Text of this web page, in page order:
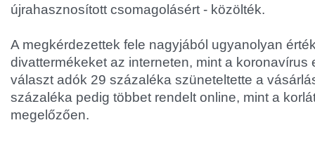
újrahasznosított csomagolásért - közölték.
A megkérdezettek fele nagyjából ugyanolyan
divattermékeket az interneten, mint a koronavírus
választ adók 29 százaléka szüneteltette a
százaléka pedig többet rendelt online, mint a
megelőzően.